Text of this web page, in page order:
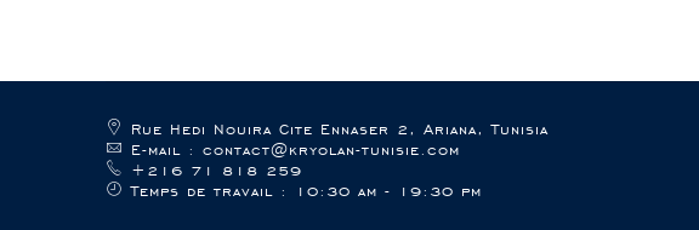
Rue Hedi Nouira Cite Ennaser 2, Ariana, Tunisia
E-mail : contact@kryolan-tunisie.com
+216 71 818 259
Temps de travail : 10:30 am - 19:30 pm